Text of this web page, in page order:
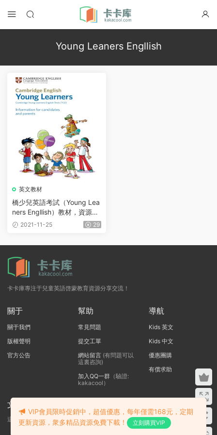
Young Leaners Engllish
英文教材
橋少兒英語考試（Young Lea
ners Engllish）教材，資源分
爲PDF書籍和MP3聽力音頻
2021-11-25 29
卡卡庫專注于兒童英語啓蒙教育資源分享交流！
關于
關于我們
版權聲明
官方公告
幫助
常見問題
提交工單
網站留言(有問題可以
這裏咨詢)
加入QQ一群（驗證:
kakacool）
導航
Kids 英文
Kids 中文
優惠團購
有償求助
文本标題
這裏輸入代碼
VIP會員限時促銷中，超值優惠，每年僅需168元，定期
更新資源，衆多精品資源免費下載！
立刻購買VIP